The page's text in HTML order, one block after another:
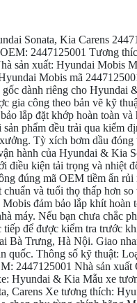
Sonata, Kia Carens
2447125001 Tương
sản xuất: Hyundai Mobis
Mobis mã
dành riêng cho Hyundai
gia công theo bản vẽ kỹ
lắp đặt khớp hoàn toàn và
phẩm đều trải qua kiểm
Tỳ xích bơm dầu đóng
hành của Hyundai & Kia
điều kiện tải trọng và nhiệt
đúng mã OEM tiềm ẩn
chuẩn và tuổi thọ thấp hơn
đảm bảo lắp khít hoàn
máy. Nếu bạn chưa chắc
để được kiểm tra trước
Bà Trưng, Hà Nội. Giao
quốc. Thông số kỹ thuật:
2447125001 Nhà sản
Hyundai & Kia Mẫu xe
Carens Xe tương thích: